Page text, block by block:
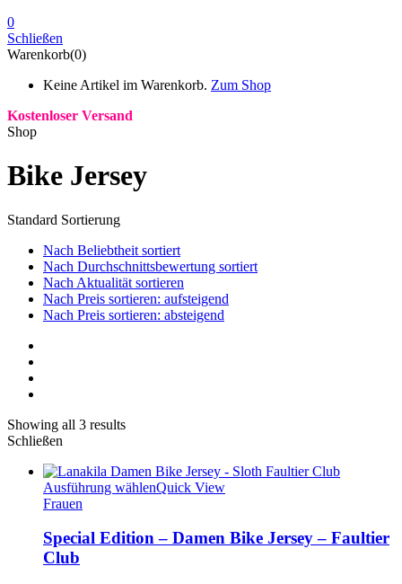
0
Schließen
Warenkorb(0)
Keine Artikel im Warenkorb. Zum Shop
Kostenloser Versand
Shop
Bike Jersey
Standard Sortierung
Nach Beliebtheit sortiert
Nach Durchschnittsbewertung sortiert
Nach Aktualität sortieren
Nach Preis sortieren: aufsteigend
Nach Preis sortieren: absteigend
Showing all 3 results
Schließen
Ausführung wählenQuick View
Frauen
Special Edition – Damen Bike Jersey – Faultier
Club